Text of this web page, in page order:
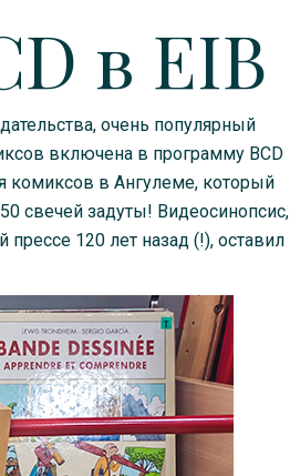
в EIB
очень популярный
включена в программу BCD
комиксов в Ангулеме, который
свечей задуты! Видеосинопсис,
120 лет назад (!), оставил